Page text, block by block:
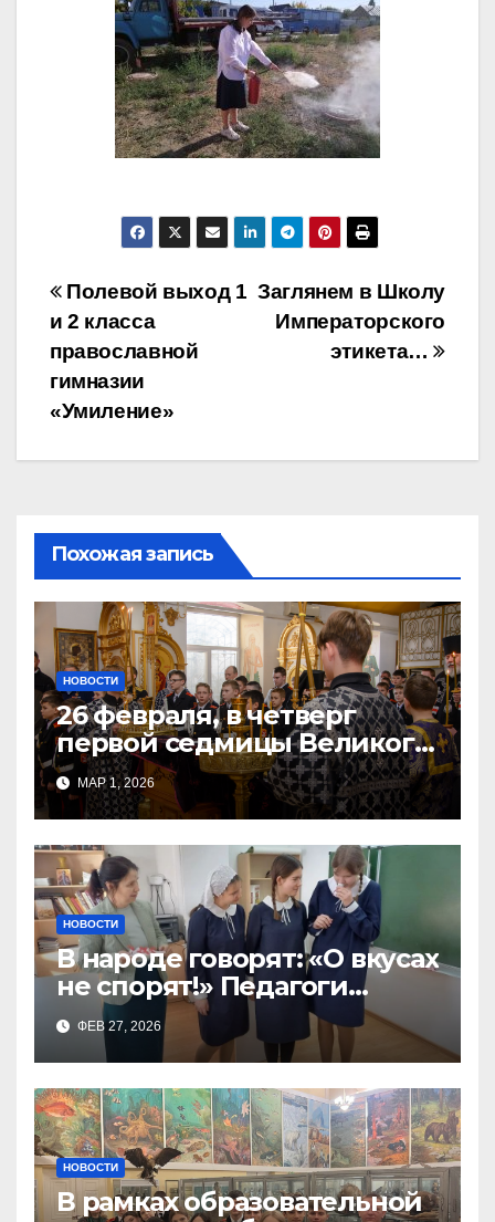
Навигация
по
записям
Заглянем в Школу
Императорского
этикета…
Полевой выход 1
и 2 класса
православной
гимназии
«Умиление»
Похожая запись
НОВОСТИ
26 февраля, в четверг
первой седмицы Великого
Поста, в Свято-Никольском
храме состоялось Великое
МАР 1, 2026
НОВОСТИ
В народе говорят: «О вкусах
не спорят!» Педагоги
поварского отделения
Тимченко О.О.
ФЕВ 27, 2026
НОВОСТИ
В рамках образовательной